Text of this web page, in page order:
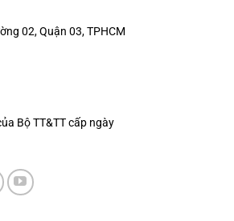
02, Quận 03, TPHCM
Bộ TT&TT cấp ngày